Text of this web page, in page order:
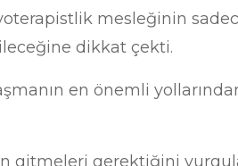
mesleğinin
dikkat çekti.
en önemli
gitmeleri gerektiğini